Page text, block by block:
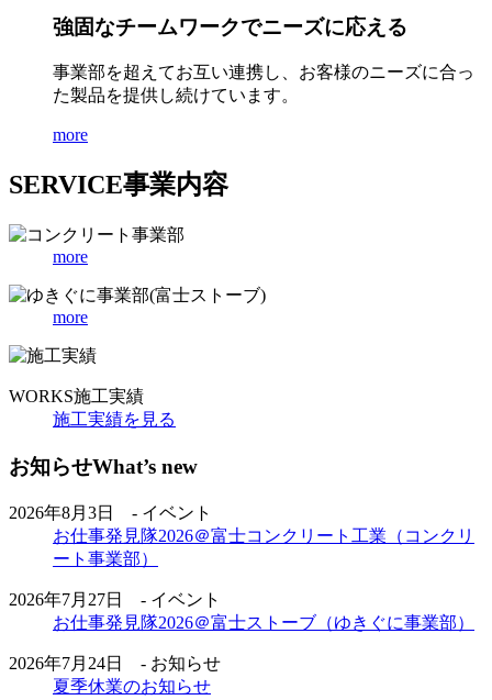
強固なチームワークでニーズに応える
事業部を超えてお互い連携し、お客様のニーズに合っ
た製品を提供し続けています。
more
SERVICE事業内容
more
more
WORKS施工実績
施工実績を見る
お知らせWhat’s new
2026年8月3日 - イベント
お仕事発見隊2026＠富士コンクリート工業（コンクリ
ート事業部）
2026年7月27日 - イベント
お仕事発見隊2026＠富士ストーブ（ゆきぐに事業部）
2026年7月24日 - お知らせ
夏季休業のお知らせ